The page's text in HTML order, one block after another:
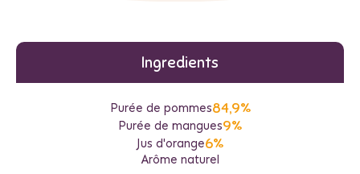
Ingredients
Purée de pommes84,9%
Purée de mangues9%
Jus d'orange6%
Arôme naturel